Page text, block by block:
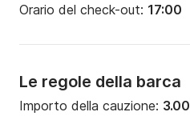
Orario del check-out: 17:00
Le regole della barca
Importo della cauzione: